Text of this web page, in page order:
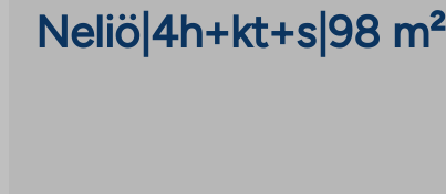
Neliö| 4h+kt+s 98 m²